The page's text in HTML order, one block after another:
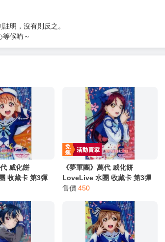
明，沒有則反之。
候唷～
威化餅
收藏卡 第3彈
高海千歌
《夢軍團》萬代 威化餅
LoveLive 水團 收藏卡 第3彈
金屬質感卡 No.02r 櫻內梨子
售價 450